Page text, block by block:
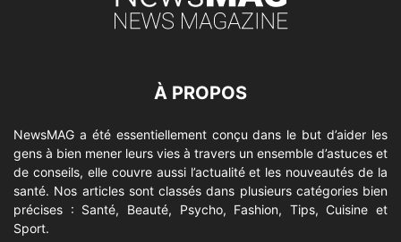
À PROPOS
NewsMAG a été essentiellement conçu dans le but d’aider les
gens à bien mener leurs vies à travers un ensemble d’astuces et
de conseils, elle couvre aussi l’actualité et les nouveautés de la
santé. Nos articles sont classés dans plusieurs catégories bien
précises : Santé, Beauté, Psycho, Fashion, Tips, Cuisine et
Sport.